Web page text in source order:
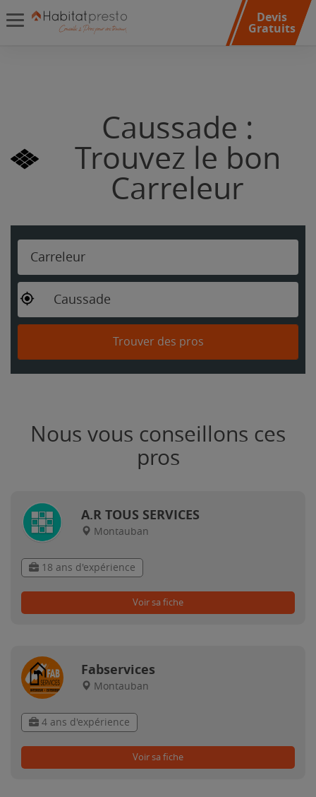
Devis
Gratuits
Caussade :
Trouvez le bon
Carreleur
Carreleur
Caussade
Trouver des pros
Nous vous conseillons ces
pros
A.R TOUS SERVICES
Montauban
18 ans d'expérience
Voir sa fiche
Fabservices
Montauban
4 ans d'expérience
Voir sa fiche